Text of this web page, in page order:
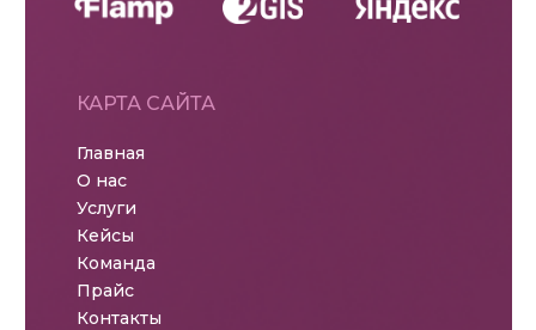
КАРТА САЙТА
Главная
О нас
Услуги
Кейсы
Команда
Прайс
Контакты